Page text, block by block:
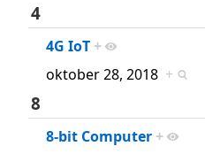
4
4G IoT +
oktober 28, 2018 +
8
8-bit Computer +